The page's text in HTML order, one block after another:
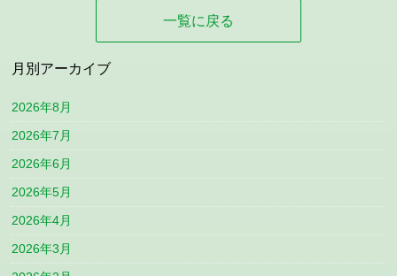
一覧に戻る
月別アーカイブ
2026年8月
2026年7月
2026年6月
2026年5月
2026年4月
2026年3月